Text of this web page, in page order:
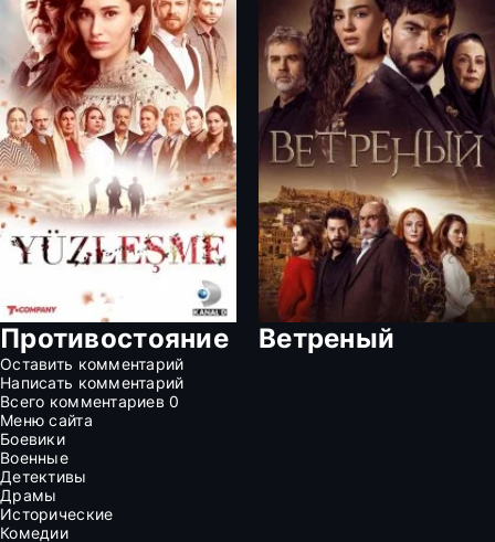
Противостояние Ветреный
Оставить комментарий
Написать комментарий
Всего комментариев0
Меню сайта
Боевики
Военные
Детективы
Драмы
Исторические
Комедии